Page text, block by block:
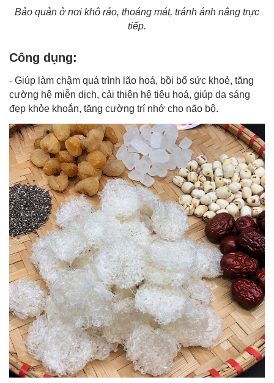
Bảo quản ở nơi khô ráo, thoáng mát, tránh ánh nắng trực
tiếp.
Công dụng:
- Giúp làm chậm quá trình lão hoá, bồi bổ sức khoẻ, tăng
cường hệ miễn dịch, cải thiện hệ tiêu hoá, giúp da sáng
đẹp khỏe khoắn, tăng cường trí nhớ cho não bộ.